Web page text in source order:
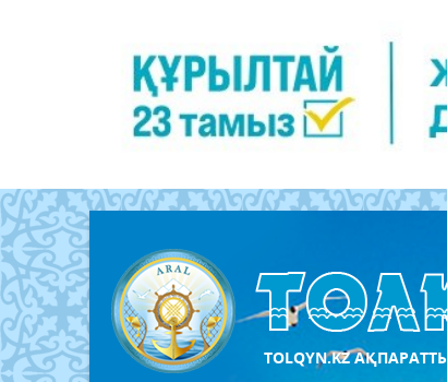
TOLQYN.KZ